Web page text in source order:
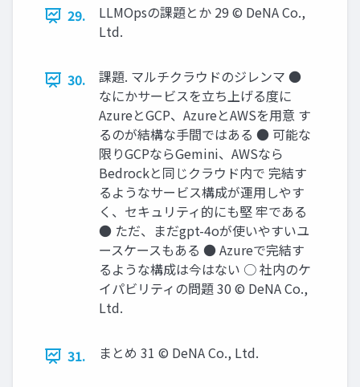
29.
LLMOpsの課題とか 29 © DeNA Co.,
Ltd.
30.
課題. マルチクラウドのジレンマ ●
なにかサービスを⽴ち上げる度に
AzureとGCP、AzureとAWSを⽤意 す
るのが結構な⼿間ではある ● 可能な
限りGCPならGemini、AWSなら
Bedrockと同じクラウド内で 完結す
るようなサービス構成が運⽤しやす
く、セキュリティ的にも堅 牢である
● ただ、まだgpt-4oが使いやすいユ
ースケースもある ● Azureで完結す
るような構成は今はない ○ 社内のケ
イパビリティの問題 30 © DeNA Co.,
Ltd.
31. まとめ 31 © DeNA Co., Ltd.